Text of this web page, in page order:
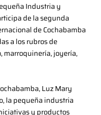
Industria y
de la segunda
de Cochabamba
a los rubros de
marroquinería, joyería,
Luz Mary
la pequeña industria
y productos